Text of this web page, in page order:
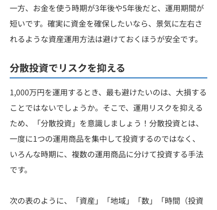
一方、お金を使う時期が3年後や5年後だと、運用期間が
短いです。確実に資金を確保したいなら、景気に左右さ
れるような資産運用方法は避けておくほうが安全です。
分散投資でリスクを抑える
1,000万円を運用するとき、最も避けたいのは、大損する
ことではないでしょうか。そこで、運用リスクを抑える
ため、「分散投資」を意識しましょう！分散投資とは、
一度に1つの運用商品を集中して投資するのではなく、
いろんな時期に、複数の運用商品に分けて投資する手法
です。
次の表のように、「資産」「地域」「数」「時間（投資